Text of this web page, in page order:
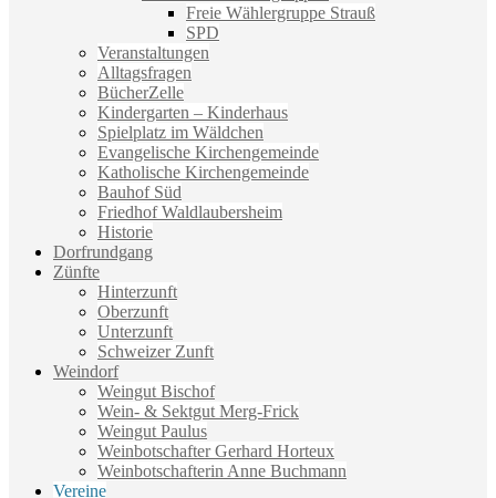
Freie Wählergruppe Strauß
SPD
Veranstaltungen
Alltagsfragen
BücherZelle
Kindergarten – Kinderhaus
Spielplatz im Wäldchen
Evangelische Kirchengemeinde
Katholische Kirchengemeinde
Bauhof Süd
Friedhof Waldlaubersheim
Historie
Dorfrundgang
Zünfte
Hinterzunft
Oberzunft
Unterzunft
Schweizer Zunft
Weindorf
Weingut Bischof
Wein- & Sektgut Merg-Frick
Weingut Paulus
Weinbotschafter Gerhard Horteux
Weinbotschafterin Anne Buchmann
Vereine